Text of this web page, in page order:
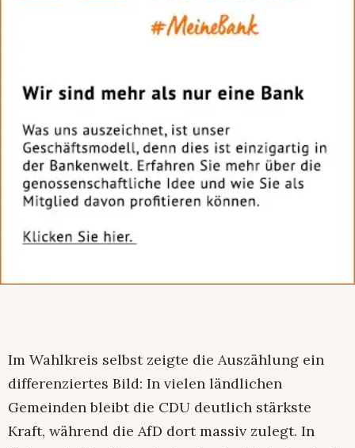
Im Wahlkreis selbst zeigte die Auszählung ein
differenziertes Bild: In vielen ländlichen
Gemeinden bleibt die CDU deutlich stärkste
Kraft, während die AfD dort massiv zulegt. In